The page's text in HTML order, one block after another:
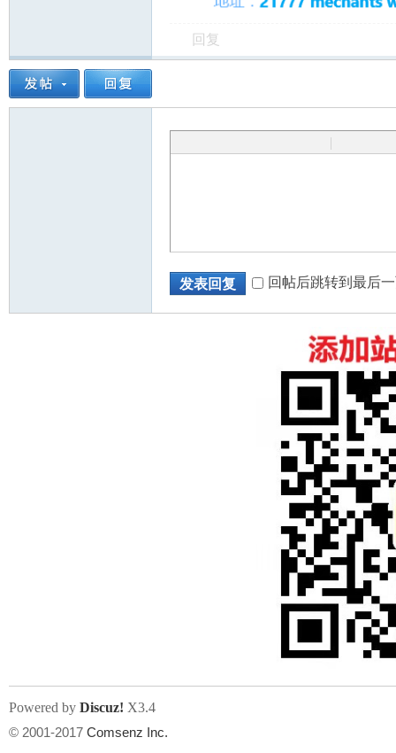
州
回复
|
发表回复 回帖后跳转到最后
Powered by Discuz! X3.4
© 2001-2017 Comsenz Inc.